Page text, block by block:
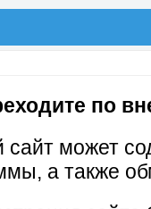
по
может
а также